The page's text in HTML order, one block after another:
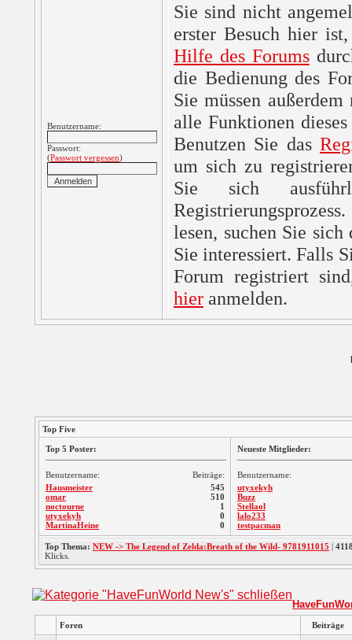
Benutzername:
Passwort:
(Passwort vergessen)
Sie sind nicht
erster Besuch hier
Hilfe des Forums
die Bedienung des
Sie müssen
alle Funktionen
Benutzen Sie das
um sich zu
Sie sich
lesen, suchen Sie sich
Sie interessiert. Falls
Forum registriert
hier anmelden.
Top Five
Top 5 Poster:
Benutzername:
Beiträge:
Hausmeister
omar
noctourne
utyxekyh
MartinaHeine
545
510
1
0
0
Neueste Mitglieder:
Benutzername:
utyxekyh
Buzz
Stellaol
lalo233
testpacman
Top Thema: NEW -> The Legend of Zelda:Breath of the Wild- 9781911015 |
Klicks.
Foren Beiträge